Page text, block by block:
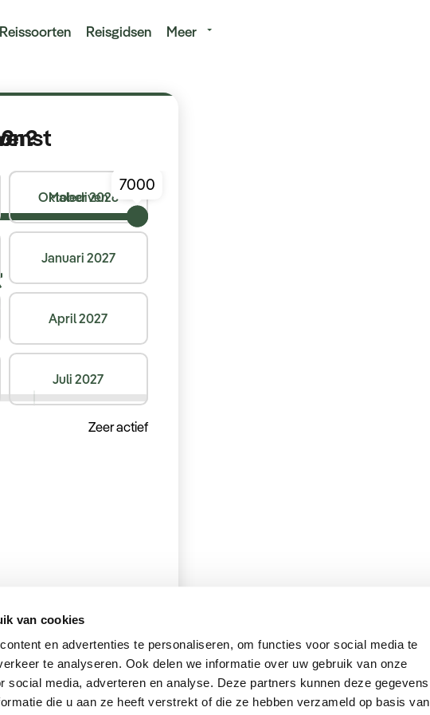
van cookies
en advertenties te personaliseren, om functies voor social media te
te analyseren. Ook delen we informatie over uw gebruik van onze
social media, adverteren en analyse. Deze partners kunnen deze gegevens
die u aan ze heeft verstrekt of die ze hebben verzameld op basis van
Reissoorten Reisgidsen Meer
Malediven
Volgende
Volgende
Volgende
Zeer actief
Volgende
Oktober 2026
Januari 2027
April 2027
Juli 2027
Klaar